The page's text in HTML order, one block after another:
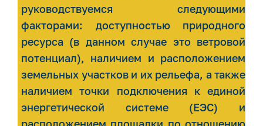
руководствуемся следующими
факторами: доступностью природного
ресурса (в данном случае это ветровой
потенциал), наличием и расположением
земельных участков и их рельефа, а также
наличием точки подключения к единой
энергетической системе (ЕЭС) и